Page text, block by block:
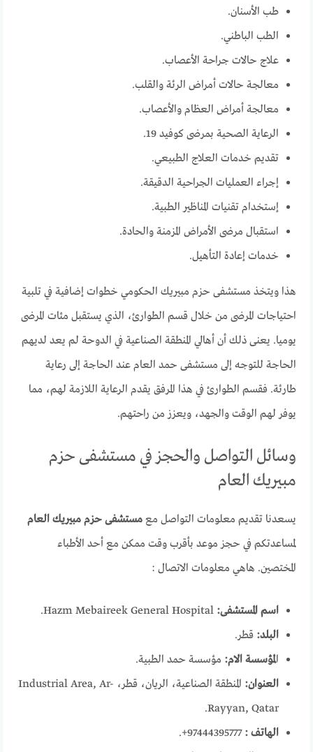
طب الأسنان.
الطب الباطني.
علاج حالات جراحة الأعصاب.
معالجة حالات أمراض الرئة والقلب.
معالجة أمراض العظام والأعصاب.
الرعاية الصحية بمرضى كوفيد 19.
تقديم خدمات العلاج الطبيعي.
إجراء العمليات الجراحية الدقيقة.
إستخدام تقنيات المناظير الطبية.
استقبال مرضى الأمراض المزمنة والحادة.
خدمات إعادة التأهيل.
هذا ويتخذ مستشفى حزم مبيريك الحكومي خطوات إضافية في تلبية
احتياجات المرضى من خلال قسم الطوارئ، الذي يستقبل مئات المرضى
يوميا. يعنى ذلك أن أهالي المنطقة الصناعية في الدوحة لم يعد لديهم
الحاجة للتوجه إلى مستشفى حمد العام عند الحاجة إلى رعاية
طارئة. فقسم الطوارئ في هذا المرفق يقدم الرعاية اللازمة لهم، مما
يوفر لهم الوقت والجهد، ويعزز من راحتهم.
وسائل التواصل والحجز في مستشفى حزم
مبيريك العام
يسعدنا تقديم معلومات التواصل معمستشفى حزم مبيريك العام
لمساعدتكم في حجز موعد بأقرب وقت ممكن مع أحد الأطباء
المختصين. هاهي معلومات الاتصال :
اسم المستشفى:Hazm Mebaireek General Hospital.
البلد: قطر.
المؤسسة الام: مؤسسة حمد الطبية.
العنوان:
المنطقة الصناعية، الريان، قطر، Industrial Area, Ar-
Rayyan, Qatar.
الهاتف :97444395777+.